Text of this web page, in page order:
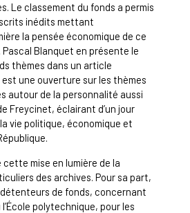
Le classement du fonds a permis
inédits mettant
la pensée économique de ce
Pascal Blanquet en présente le
thèmes dans un article
une ouverture sur les thèmes
autour de la personnalité aussi
Freycinet, éclairant d’un jour
vie politique, économique et
cette mise en lumière de la
des archives. Pour sa part,
de fonds, concernant
polytechnique, pour les